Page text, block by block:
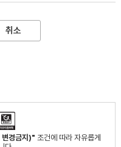
취소
경금지)" 조건에 따라 자유롭게